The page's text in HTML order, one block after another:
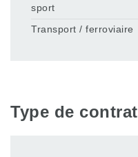
sport
Transport / ferroviaire
Type de contrat